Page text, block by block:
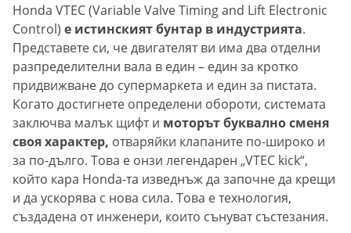
Honda VTEC (Variable Valve Timing and Lift Electronic
Control) е истинският бунтар в индустрията.
Представете си, че двигателят ви има два отделни
разпределителни вала в един – един за кротко
придвижване до супермаркета и един за пистата.
Когато достигнете определени обороти, системата
заключва малък щифт и моторът буквално сменя
своя характер, отваряйки клапаните по-широко и
за по-дълго. Това е онзи легендарен „VTEC kick“,
който кара Honda-та изведнъж да започне да крещи
и да ускорява с нова сила. Това е технология,
създадена от инженери, които сънуват състезания.